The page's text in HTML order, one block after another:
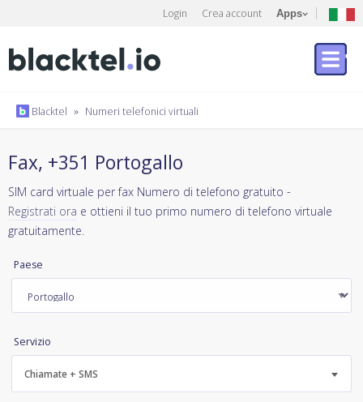
Login Crea account Apps
Blacktel » Numeri telefonici virtuali
Fax, +351 Portogallo
SIM card virtuale per fax Numero di telefono gratuito -
Registrati ora e ottieni il tuo primo numero di telefono virtuale
gratuitamente.
Paese
Servizio
Chiamate + SMS